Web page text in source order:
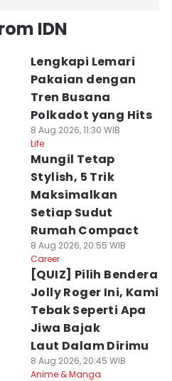
IDN
Lengkapi Lemari
Pakaian dengan
Tren Busana
Polkadot yang Hits
8 Aug 2026, 11:30 WIB
Life
Mungil Tetap
Stylish, 5 Trik
Maksimalkan
Setiap Sudut
Rumah Compact
8 Aug 2026, 20:55 WIB
Career
[QUIZ] Pilih Bendera
Jolly Roger Ini, Kami
Tebak Seperti Apa
Jiwa Bajak
Laut Dalam Dirimu
8 Aug 2026, 20:45 WIB
Anime & Manga